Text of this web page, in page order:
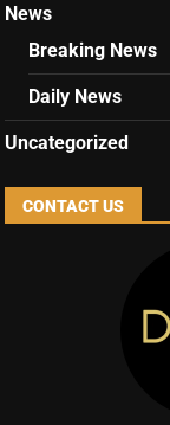
News
Breaking News
Daily News
Uncategorized
CONTACT US